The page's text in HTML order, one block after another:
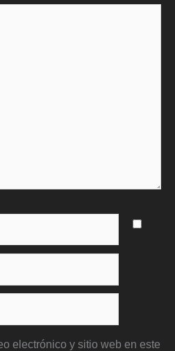
electrónico y sitio web en este